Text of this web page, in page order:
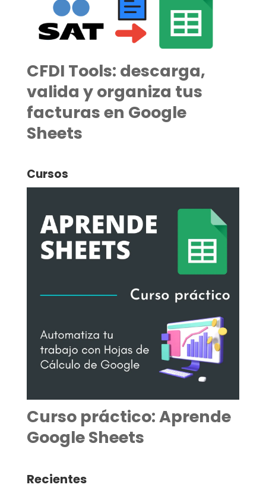
CFDI Tools: descarga,
valida y organiza tus
facturas en Google
Sheets
Cursos
Curso práctico: Aprende
Google Sheets
Recientes